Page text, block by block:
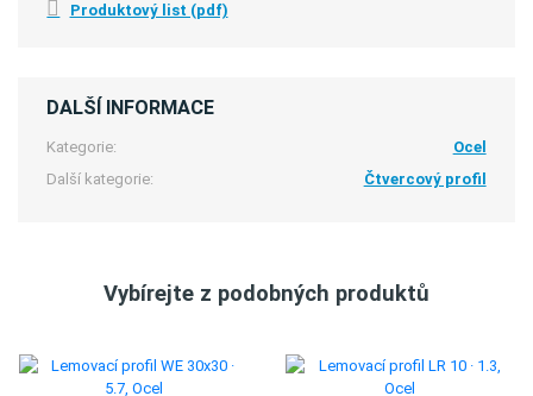
Produktový list (pdf)
DALŠÍ INFORMACE
Kategorie:
Ocel
Další kategorie:
Čtvercový profil
Vybírejte z podobných produktů